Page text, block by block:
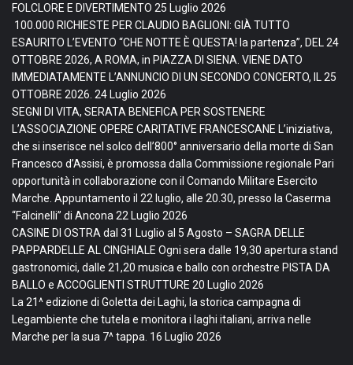
FOLCLORE E DIVERTIMENTO 25 Luglio 2026
100.000 RICHIESTE PER CLAUDIO BAGLIONI: GIÀ TUTTO
ESAURITO L’EVENTO “CHE NOTTE È QUESTA! la partenza”, DEL 24
OTTOBRE 2026, A ROMA, in PIAZZA DI SIENA. VIENE DATO
IMMEDIATAMENTE L’ANNUNCIO DI UN SECONDO CONCERTO, IL 25
OTTOBRE 2026. 24 Luglio 2026
SEGNI DI VITA, SERATA BENEFICA PER SOSTENERE
L’ASSOCIAZIONE OPERE CARITATIVE FRANCESCANE L’iniziativa,
che si inserisce nel solco dell’800° anniversario della morte di San
Francesco d’Assisi, è promossa dalla Commissione regionale Pari
opportunità in collaborazione con il Comando Militare Esercito
Marche. Appuntamento il 22 luglio, alle 20.30, presso la Caserma
“Falcinelli” di Ancona 22 Luglio 2026
CASINE DI OSTRA dal 31 Luglio al 5 Agosto – SAGRA DELLE
PAPPARDELLE AL CINGHIALE Ogni sera dalle 19,30 apertura stand
gastronomici, dalle 21,20 musica e ballo con orchestre PISTA DA
BALLO e ACCOGLIENTI STRUTTURE 20 Luglio 2026
La 21^ edizione di Goletta dei Laghi, la storica campagna di
Legambiente che tutela e monitora i laghi italiani, arriva nelle
Marche per la sua 7^ tappa. 16 Luglio 2026